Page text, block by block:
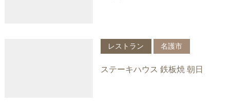
レストラン 名護市
ステーキハウス 鉄板焼 朝日